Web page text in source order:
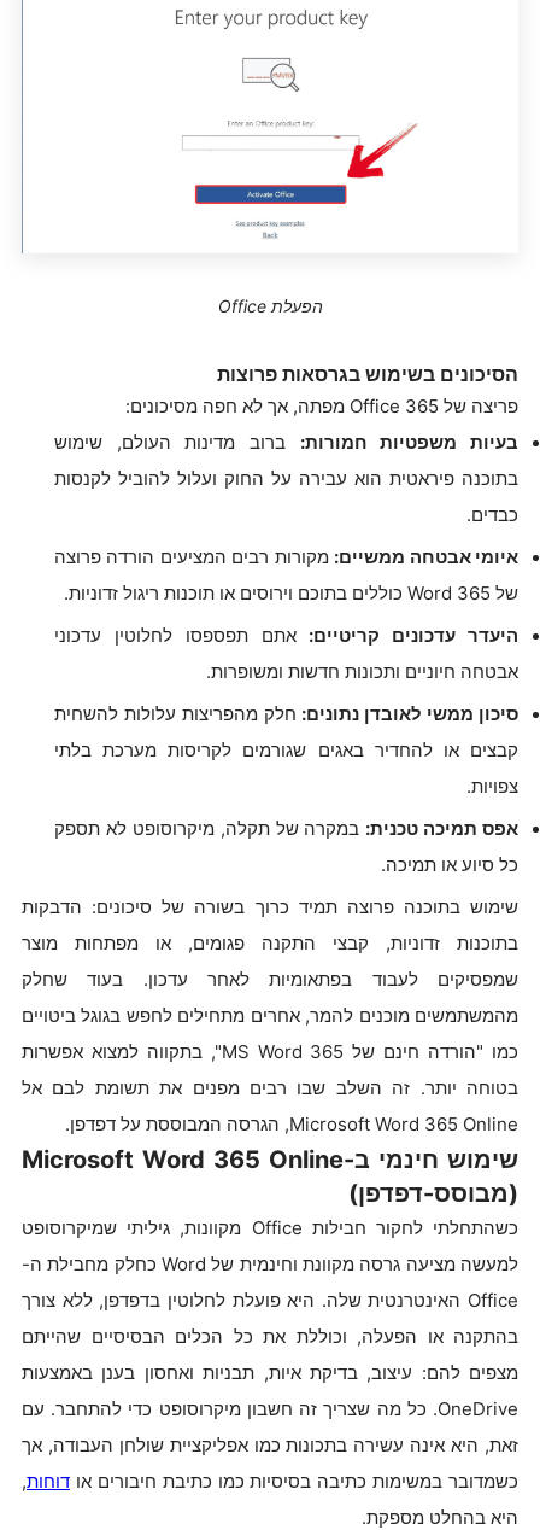
הפעלת Office
הסיכונים בשימוש בגרסאות פרוצות
פריצה של Office 365 מפתה, אך לא חפה מסיכונים:
בעיות משפטיות חמורות: ברוב מדינות העולם, שימוש
בתוכנה פיראטית הוא עבירה על החוק ועלול להוביל לקנסות
כבדים.
איומי אבטחה ממשיים: מקורות רבים המציעים הורדה פרוצה
של Word 365 כוללים בתוכם וירוסים או תוכנות ריגול זדוניות.
היעדר עדכונים קריטיים: אתם תפספסו לחלוטין עדכוני
אבטחה חיוניים ותכונות חדשות ומשופרות.
סיכון ממשי לאובדן נתונים: חלק מהפריצות עלולות להשחית
קבצים או להחדיר באגים שגורמים לקריסות מערכת בלתי
צפויות.
אפס תמיכה טכנית: במקרה של תקלה, מיקרוסופט לא תספק
כל סיוע או תמיכה.
שימוש בתוכנה פרוצה תמיד כרוך בשורה של סיכונים: הדבקות
בתוכנות זדוניות, קבצי התקנה פגומים, או מפתחות מוצר
שמפסיקים לעבוד בפתאומיות לאחר עדכון. בעוד שחלק
מהמשתמשים מוכנים להמר, אחרים מתחילים לחפש בגוגל ביטויים
כמו "הורדה חינם של MS Word 365", בתקווה למצוא אפשרות
בטוחה יותר. זה השלב שבו רבים מפנים את תשומת לבם אל
Microsoft Word 365 Online, הגרסה המבוססת על דפדפן.
שימוש חינמי ב-Microsoft Word 365 Online
(מבוסס-דפדפן)
כשהתחלתי לחקור חבילות Office מקוונות, גיליתי שמיקרוסופט
למעשה מציעה גרסה מקוונת וחינמית של Word כחלק מחבילת ה-
Office האינטרנטית שלה. היא פועלת לחלוטין בדפדפן, ללא צורך
בהתקנה או הפעלה, וכוללת את כל הכלים הבסיסיים שהייתם
מצפים להם: עיצוב, בדיקת איות, תבניות ואחסון בענן באמצעות
OneDrive. כל מה שצריך זה חשבון מיקרוסופט כדי להתחבר. עם
זאת, היא אינה עשירה בתכונות כמו אפליקציית שולחן העבודה, אך
כשמדובר במשימות כתיבה בסיסיות כמו כתיבת חיבורים או דוחות,
היא בהחלט מספקת.